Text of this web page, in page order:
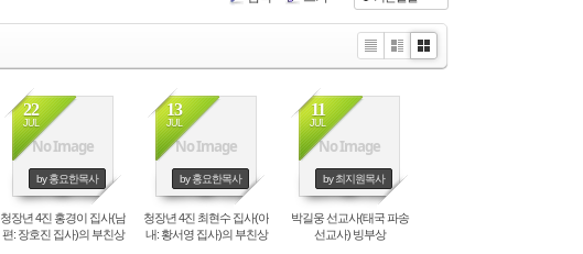
사랑부(장애인)
헤세드 상담센터
예배통역부
사랑교육부
사역보고
장소신청현황
1:1문의
홈페이지수정요청
수양관예약
수양관예약(확정)확인
Li
Zi
G
No Image
22
JUL
by 홍요한목사
청장년 4진 홍경이 집사(남
편: 장호진 집사)의 부친상
No Image
13
JUL
by 홍요한목사
청장년 4진 최현수 집사(아
내: 황서영 집사)의 부친상
No Image
11
JUL
by 최지원목사
박길웅 선교사(태국 파송
선교사) 빙부상